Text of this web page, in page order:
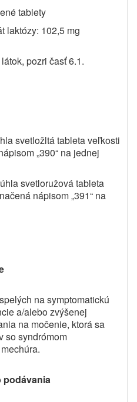
tablety
laktózy: 102,5 mg
pozri časť 6.1.
svetložltá tableta veľkosti
„390“ na jednej
svetloružová tableta
nápisom „391“ na
na symptomatickú
a/alebo zvýšenej
na močenie, ktorá sa
so syndrómom
podávania